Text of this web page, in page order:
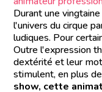
Durant une
l'univers du cirque
ludiques. Pour
Outre l'expression
dextérité et leur
stimulent, en plus
show, cette